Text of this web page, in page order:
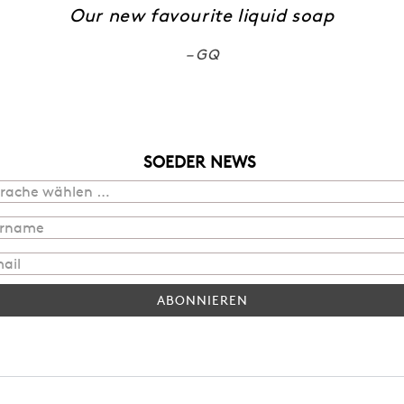
Our new favourite liquid soap
GQ
SOEDER NEWS
ABONNIEREN